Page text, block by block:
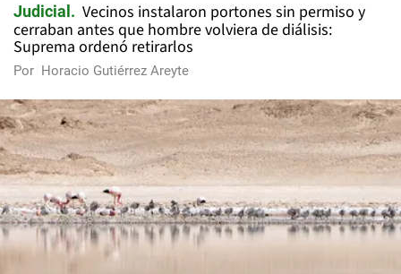
Judicial
Vecinos instalaron portones sin permiso y
cerraban antes que hombre volviera de diálisis:
Suprema ordenó retirarlos
Por Horacio Gutiérrez Areyte